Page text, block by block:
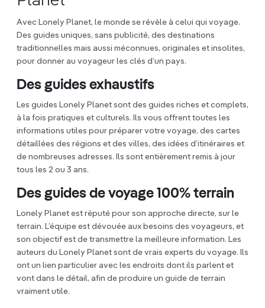
Avec Lonely Planet, le monde se révèle à celui qui voyage.
Des guides uniques, sans publicité, des destinations
traditionnelles mais aussi méconnues, originales et insolites,
pour donner au voyageur les clés d’un pays.
Des guides exhaustifs
Les guides Lonely Planet sont des guides riches et complets,
à la fois pratiques et culturels. Ils vous offrent toutes les
informations utiles pour préparer votre voyage, des cartes
détaillées des régions et des villes, des idées d’itinéraires et
de nombreuses adresses. Ils sont entièrement remis à jour
tous les 2 ou 3 ans.
Des guides de voyage 100% terrain
Lonely Planet est réputé pour son approche directe, sur le
terrain. L’équipe est dévouée aux besoins des voyageurs, et
son objectif est de transmettre la meilleure information. Les
auteurs du Lonely Planet sont de vrais experts du voyage. Ils
ont un lien particulier avec les endroits dont ils parlent et
vont dans le détail, afin de produire un guide de terrain
vraiment utile.